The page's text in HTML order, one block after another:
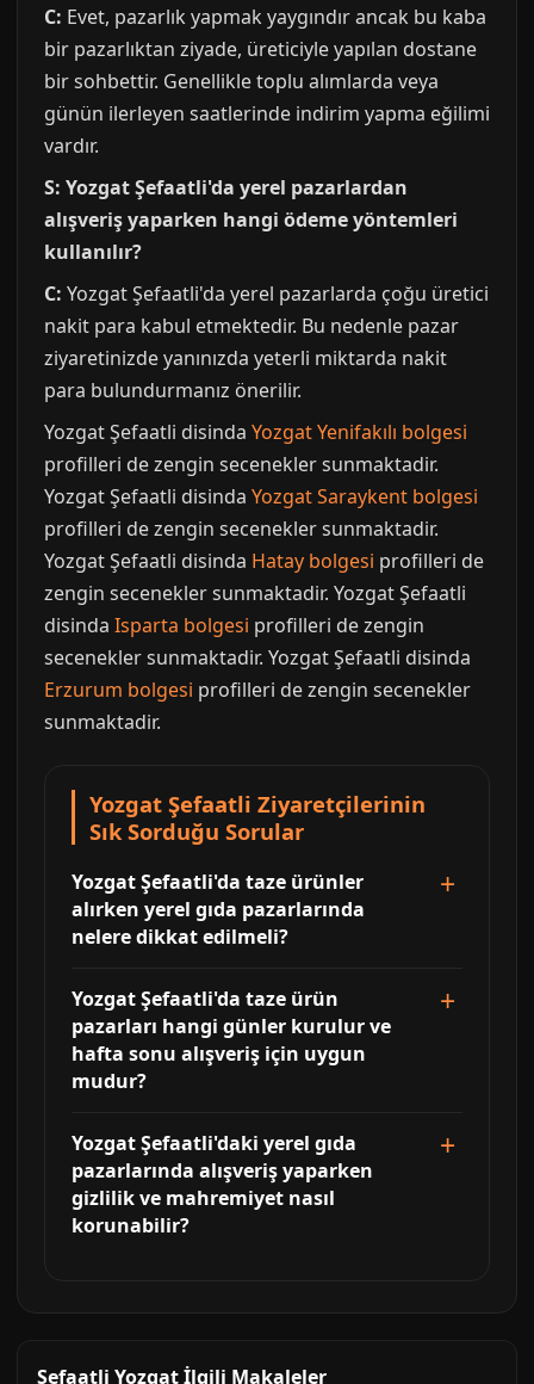
C: Evet, pazarlık yapmak yaygındır ancak bu kaba
bir pazarlıktan ziyade, üreticiyle yapılan dostane
bir sohbettir. Genellikle toplu alımlarda veya
günün ilerleyen saatlerinde indirim yapma eğilimi
vardır.
S: Yozgat Şefaatli'da yerel pazarlardan
alışveriş yaparken hangi ödeme yöntemleri
kullanılır?
C: Yozgat Şefaatli'da yerel pazarlarda çoğu üretici
nakit para kabul etmektedir. Bu nedenle pazar
ziyaretinizde yanınızda yeterli miktarda nakit
para bulundurmanız önerilir.
Yozgat Şefaatli disinda Yozgat Yenifakılı bolgesi
profilleri de zengin secenekler sunmaktadir.
Yozgat Şefaatli disinda Yozgat Saraykent bolgesi
profilleri de zengin secenekler sunmaktadir.
Yozgat Şefaatli disinda Hatay bolgesi profilleri de
zengin secenekler sunmaktadir. Yozgat Şefaatli
disinda Isparta bolgesi profilleri de zengin
secenekler sunmaktadir. Yozgat Şefaatli disinda
Erzurum bolgesi profilleri de zengin secenekler
sunmaktadir.
Yozgat Şefaatli Ziyaretçilerinin
Sık Sorduğu Sorular
Yozgat Şefaatli'da taze ürünler
alırken yerel gıda pazarlarında
nelere dikkat edilmeli?
Yozgat Şefaatli'da taze ürün
pazarları hangi günler kurulur ve
hafta sonu alışveriş için uygun
mudur?
Yozgat Şefaatli'daki yerel gıda
pazarlarında alışveriş yaparken
gizlilik ve mahremiyet nasıl
korunabilir?
Şefaatli Yozgat İlgili Makaleler